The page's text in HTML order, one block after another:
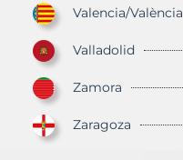
Valencia/València
Valladolid
Zamora
Zaragoza